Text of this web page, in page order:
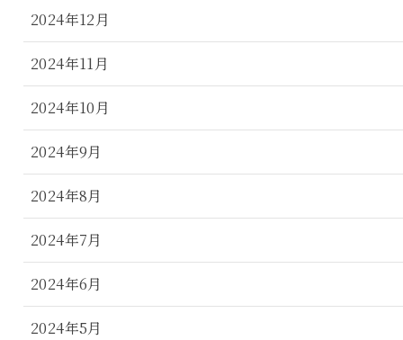
2024年12月
2024年11月
2024年10月
2024年9月
2024年8月
2024年7月
2024年6月
2024年5月